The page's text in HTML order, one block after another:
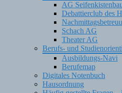
AG
Debattierclub des
Schach AG
Theater AG
Berufs- und
Ausbildungs-Navi
Berufemap
Digitales Notenbuch
Hausordnung